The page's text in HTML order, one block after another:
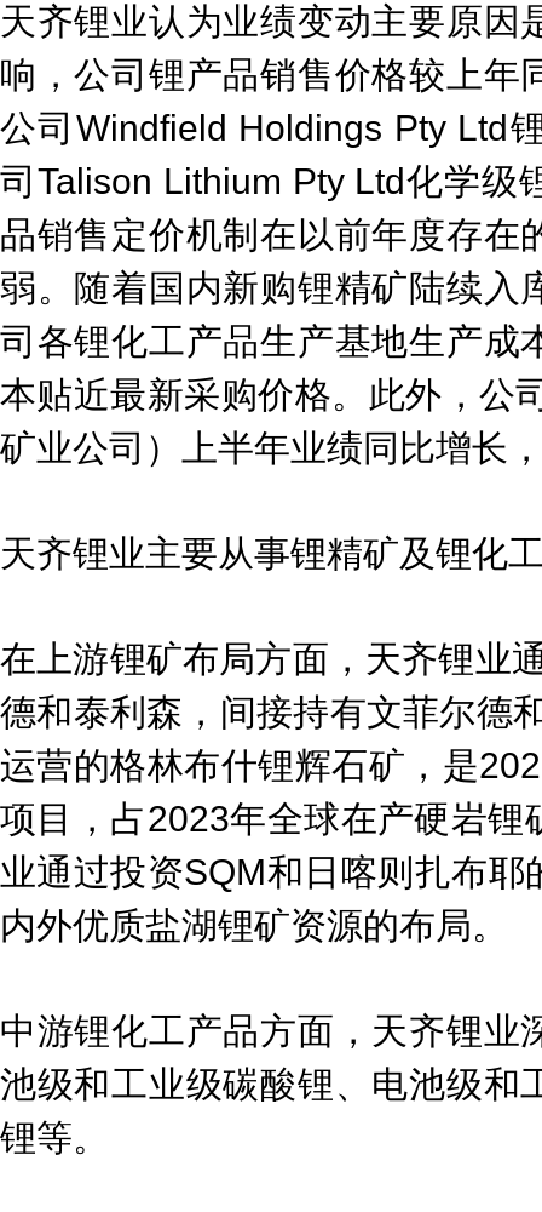
天齐锂业认为业绩变动主要原因
响，公司锂产品销售价格较上年
公司Windfield Holdings Pty Ltd
司Talison Lithium Pty Ltd化学
品销售定价机制在以前年度存在
弱。随着国内新购锂精矿陆续入
司各锂化工产品生产基地生产成
本贴近最新采购价格。此外，公
矿业公司）上半年业绩同比增长
天齐锂业主要从事锂精矿及锂化
在上游锂矿布局方面，天齐锂业
德和泰利森，间接持有文菲尔德
运营的格林布什锂辉石矿，是
项目，占2023年全球在产硬岩
业通过投资SQM和日喀则扎布
内外优质盐湖锂矿资源的布局。
中游锂化工产品方面，天齐锂业
池级和工业级碳酸锂、电池级和
锂等。